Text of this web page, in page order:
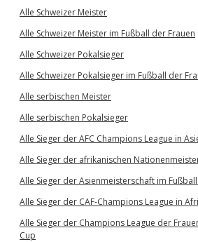
Alle Schweizer Meister
Alle Schweizer Meister im Fußball der Frauen
Alle Schweizer Pokalsieger
Alle Schweizer Pokalsieger im Fußball der
Alle serbischen Meister
Alle serbischen Pokalsieger
Alle Sieger der AFC Champions League in
Alle Sieger der afrikanischen
Alle Sieger der Asienmeisterschaft im
Alle Sieger der CAF-Champions League in
Alle Sieger der Champions League der
Cup